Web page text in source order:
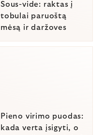
Sous-vide: raktas į
tobulai paruoštą
mėsą ir daržoves
Pieno virimo puodas:
kada verta įsigyti, o